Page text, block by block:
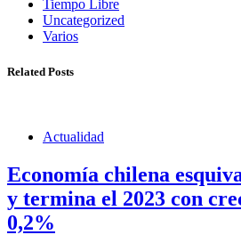
Tiempo Libre
Uncategorized
Varios
Related Posts
Actualidad
Economía chilena
y termina el 2023 con
0,2%